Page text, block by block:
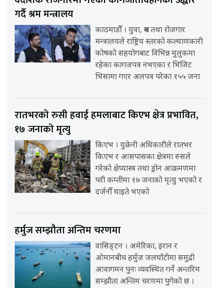
गर्दै श्रम मन्त्रालय
काठमाडौँ । युवा, श्रम तथा रोजगार
मन्त्रालयले राष्ट्रिय स्तरको कल्याणकारी
कोषको सहयोगबाट विभिन्न मुलुकमा
रहेका कागजपत्र नभएका र भिजिट
भिसामा गएर अलपत्र परेका १५५ जना
रातभरको रुसी हवाई हमलाबाट किएभ क्षेत्र प्रभावित,
१७ जनाको मृत्यु
किएभ । युक्रेनी अधिकारीले रातभर
किएभ र आसपासका क्षेत्रमा रुसले
गरेको क्षेप्यास्त्र तथा ड्रोन आक्रमणमा
परी कम्तीमा १७ जनाको मृत्यु भएको र
दर्जनौँ घाइते भएको
हर्मुज सम्झौता अन्तिम चरणमा
वासिङ्टन । अमेरिका, इरान र
ओमानबीच हर्मुज जलघाँटीमा समुद्री
आवागमन पुनः व्यवस्थित गर्ने अन्तरिम
सम्झौता अन्तिम चरणमा पुगेको छ ।